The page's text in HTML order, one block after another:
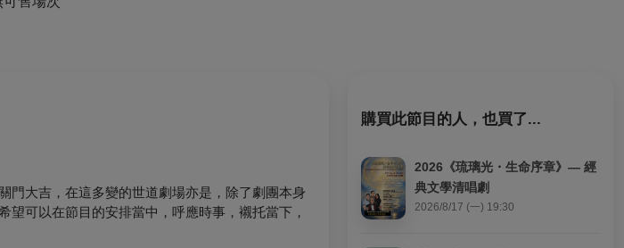
門大吉，在這多變的世道劇場亦是，除了劇團本身
可以在節目的安排當中，呼應時事，襯托當下，
購買此節目的人，也買了...
2026《琉璃光・生命序章》— 經
典文學清唱劇
2026/8/17 (一) 19:30